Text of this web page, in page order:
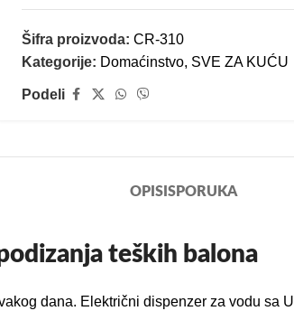
Šifra proizvoda: CR-310
Kategorije: Domaćinstvo, SVE ZA KUĆU
Podeli
OPISISPORUKA
teških balona
dana. Električni dispenzer za vodu